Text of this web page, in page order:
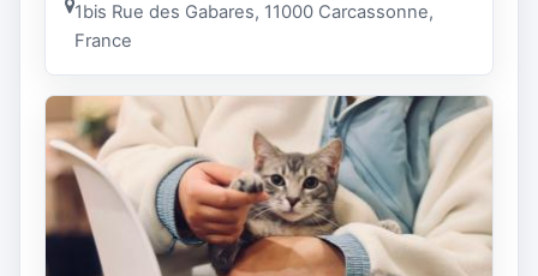
1bis Rue des Gabares, 11000 Carcassonne,
France